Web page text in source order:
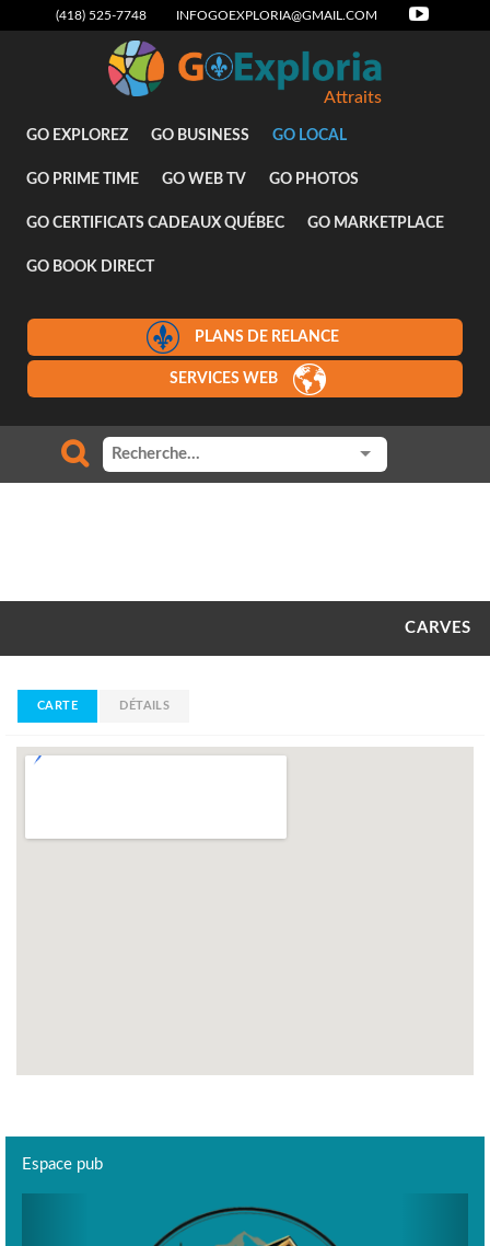
(418) 525-7748 INFOGOEXPLORIA@GMAIL.COM
Attraits
GO EXPLOREZ GO BUSINESS GO LOCAL
GO PRIME TIME GO WEB TV GO PHOTOS
GO CERTIFICATS CADEAUX QUÉBEC GO MARKETPLACE
GO BOOK DIRECT
PLANS DE RELANCE
SERVICES WEB
CARVES
CARTE DÉTAILS
Espace pub